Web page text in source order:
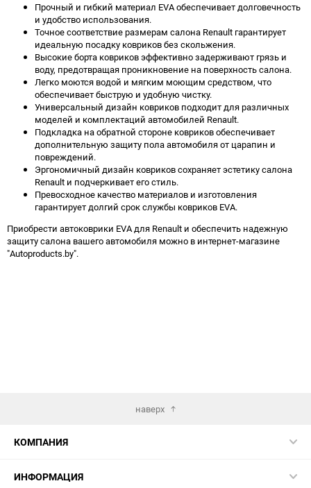
Прочный и гибкий материал EVA обеспечивает долговечность
и удобство использования.
Точное соответствие размерам салона Renault гарантирует
идеальную посадку ковриков без скольжения.
Высокие борта ковриков эффективно задерживают грязь и
воду, предотвращая проникновение на поверхность салона.
Легко моются водой и мягким моющим средством, что
обеспечивает быструю и удобную чистку.
Универсальный дизайн ковриков подходит для различных
моделей и комплектаций автомобилей Renault.
Подкладка на обратной стороне ковриков обеспечивает
дополнительную защиту пола автомобиля от царапин и
повреждений.
Эргономичный дизайн ковриков сохраняет эстетику салона
Renault и подчеркивает его стиль.
Превосходное качество материалов и изготовления
гарантирует долгий срок службы ковриков EVA.
Приобрести автоковрики EVA для Renault и обеспечить надежную
защиту салона вашего автомобиля можно в интернет-магазине
"Autoproducts.by".
наверх
КОМПАНИЯ
ИНФОРМАЦИЯ